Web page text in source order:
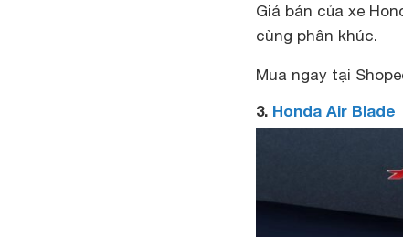
Giá bán của xe
cùng phân khúc.
Mua ngay tại
3. Honda Air Blade